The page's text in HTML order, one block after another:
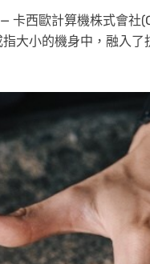
卡西歐計算機株式會社
大小的機身中，融入